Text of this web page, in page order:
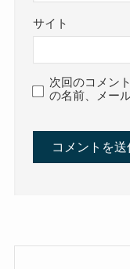
サイト
次回のコメン
の名前、メー